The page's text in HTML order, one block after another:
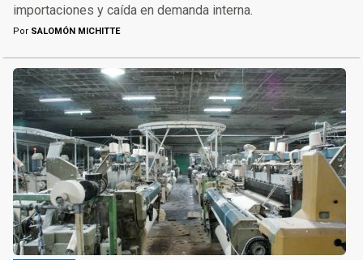
importaciones y caída en demanda interna.
Por SALOMÓN MICHITTE